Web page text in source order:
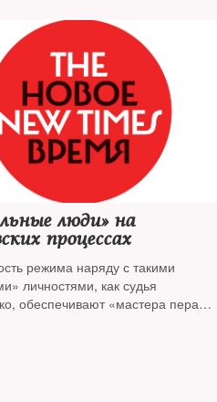
люди» на
процессах
режима наряду с такими
личностями, как судья
обеспечивают «мастера пера» и
Они ярко проявили себя в